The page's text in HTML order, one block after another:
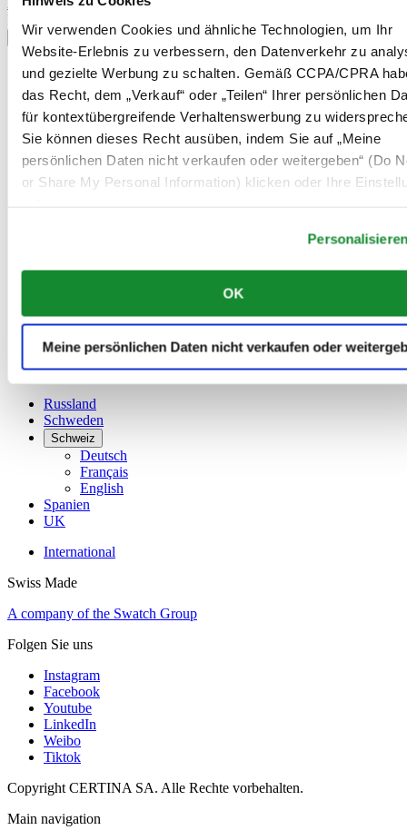
Wir verwenden Cookies und ähnliche Technologien, um Ihr
Website-Erlebnis zu verbessern, den Datenverkehr zu
und gezielte Werbung zu schalten. Gemäß CCPA/CPRA
das Recht, dem „Verkauf“ oder „Teilen“ Ihrer persönlichen
für kontextübergreifende Verhaltenswerbung zu
Sie können dieses Recht ausüben, indem Sie auf „Meine
persönlichen Daten nicht verkaufen oder weitergeben“ (Do
or Share My Personal Information) klicken oder Ihre
OK
Meine persönlichen Daten nicht verkaufen oder
Land/Region auswählen
Sprachumschalter
Belgien
Dutch
Français
China
English
简体中文
Dänemark
Deutschland
Luxemburg
Niederlande
Norwegen
Österreich
Polen
Russland
Schweden
Schweiz
Deutsch
Français
English
Spanien
UK
International
Swiss Made
A company of the Swatch Group
Folgen Sie uns
Instagram
Facebook
Youtube
LinkedIn
Weibo
Tiktok
Copyright CERTINA SA. Alle Rechte vorbehalten.
Main navigation